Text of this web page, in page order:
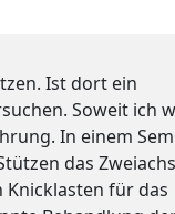
Ist dort ein
Soweit ich
In einem
das
für das